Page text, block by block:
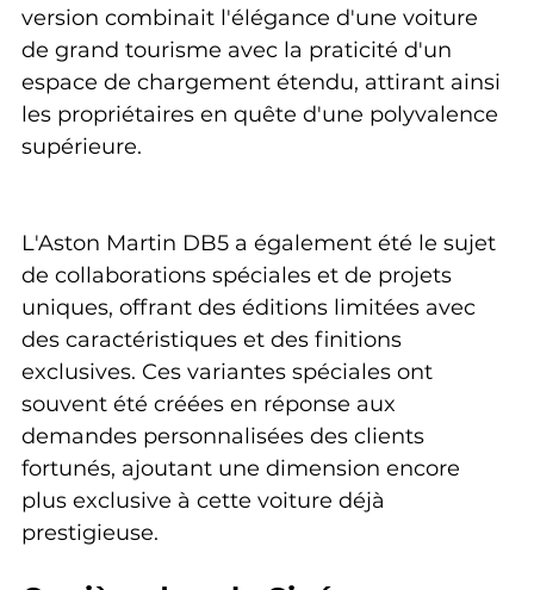
version combinait l'élégance d'une voiture
de grand tourisme avec la praticité d'un
espace de chargement étendu, attirant ainsi
les propriétaires en quête d'une polyvalence
supérieure.
L'Aston Martin DB5 a également été le sujet
de collaborations spéciales et de projets
uniques, offrant des éditions limitées avec
des caractéristiques et des finitions
exclusives. Ces variantes spéciales ont
souvent été créées en réponse aux
demandes personnalisées des clients
fortunés, ajoutant une dimension encore
plus exclusive à cette voiture déjà
prestigieuse.